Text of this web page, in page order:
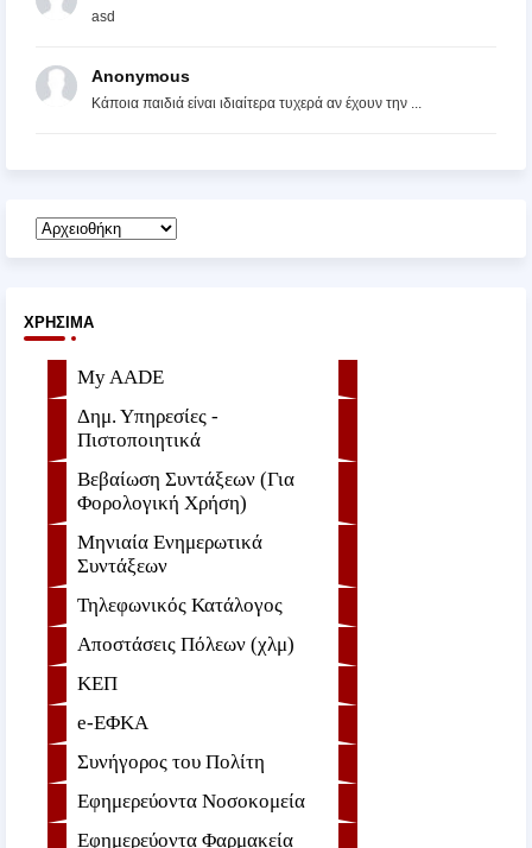
asd
Anonymous
Κάποια παιδιά είναι ιδιαίτερα τυχερά αν έχουν την ...
ΧΡΉΣΙΜΑ
My AADE
Δημ. Υπηρεσίες -
Πιστοποιητικά
Βεβαίωση Συντάξεων (Για
Φορολογική Χρήση)
Μηνιαία Ενημερωτικά
Συντάξεων
Τηλεφωνικός Κατάλογος
Αποστάσεις Πόλεων (χλμ)
ΚΕΠ
e-ΕΦKA
Συνήγορος του Πολίτη
Εφημερεύοντα Νοσοκομεία
Εφημερεύοντα Φαρμακεία